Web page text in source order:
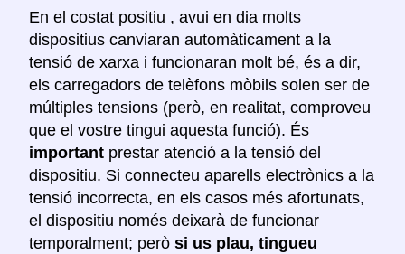
En el costat positiu , avui en dia molts
dispositius canviaran automàticament a la
tensió de xarxa i funcionaran molt bé, és a dir,
els carregadors de telèfons mòbils solen ser de
múltiples tensions (però, en realitat, comproveu
que el vostre tingui aquesta funció). És
important prestar atenció a la tensió del
dispositiu. Si connecteu aparells electrònics a la
tensió incorrecta, en els casos més afortunats,
el dispositiu només deixarà de funcionar
temporalment; però si us plau, tingueu